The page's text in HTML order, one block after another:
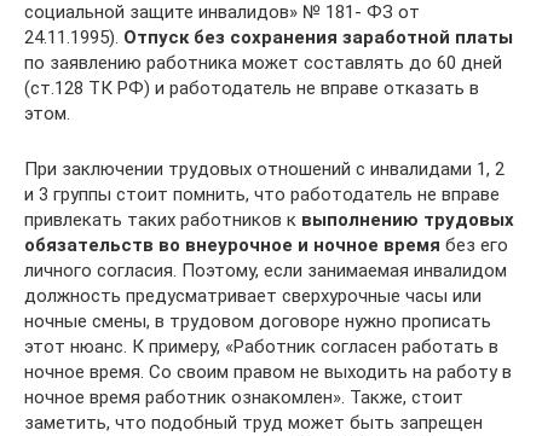
социальной защите инвалидов» № 181- ФЗ от
24.11.1995). Отпуск без сохранения заработной платы
по заявлению работника может составлять до 60 дней
(ст.128 ТК РФ) и работодатель не вправе отказать в
этом.
При заключении трудовых отношений с инвалидами 1, 2
и 3 группы стоит помнить, что работодатель не вправе
привлекать таких работников к выполнению трудовых
обязательств во внеурочное и ночное время без его
личного согласия. Поэтому, если занимаемая инвалидом
должность предусматривает сверхурочные часы или
ночные смены, в трудовом договоре нужно прописать
этот нюанс. К примеру, «Работник согласен работать в
ночное время. Со своим правом не выходить на работу в
ночное время работник ознакомлен». Также, стоит
заметить, что подобный труд может быть запрещен